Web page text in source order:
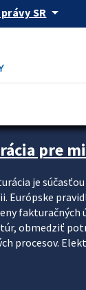
SR arrow_drop_down
pre
je
Európske
fakturačných
obmedziť
procesov.